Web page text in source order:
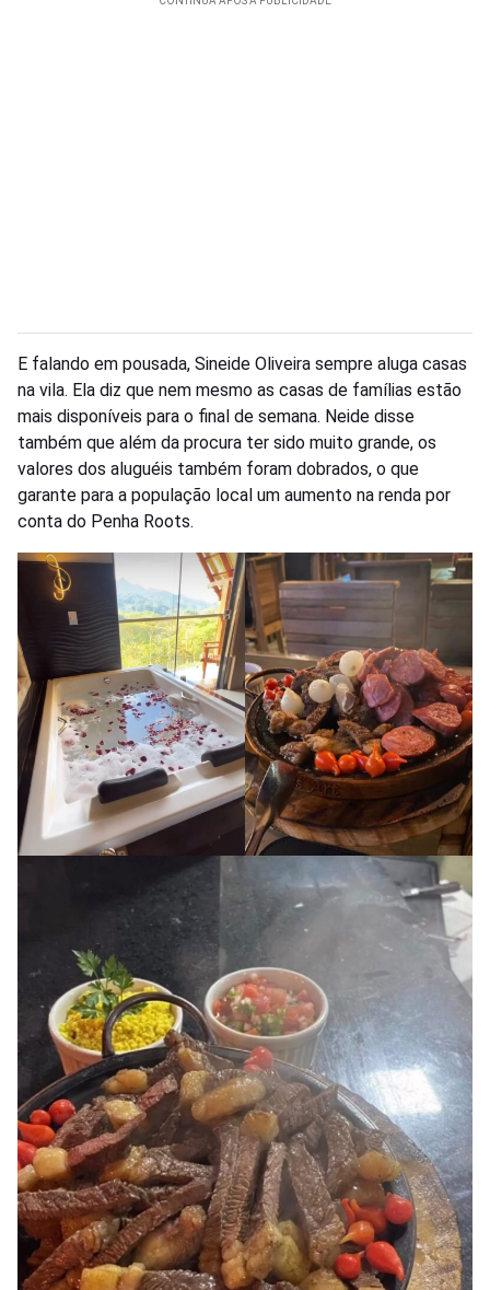
E falando em pousada, Sineide Oliveira sempre aluga casas
na vila. Ela diz que nem mesmo as casas de famílias estão
mais disponíveis para o final de semana. Neide disse
também que além da procura ter sido muito grande, os
valores dos aluguéis também foram dobrados, o que
garante para a população local um aumento na renda por
conta do Penha Roots.